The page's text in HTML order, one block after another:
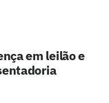
em leilão e